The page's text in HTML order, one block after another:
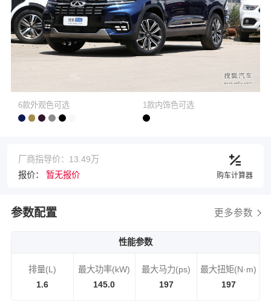
6款外观色可选 1款内饰色可选
厂商指导价：13.49万
报价： 暂无报价 购车计算器
参数配置 更多参数
性能参数
排量(L)
1.6
最大功率(kW)
145.0
最大马力(ps)
197
最大扭矩(N·m)
197